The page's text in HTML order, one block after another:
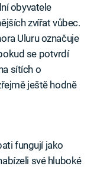
obyvatele
zvířat vůbec.
Uluru označuje
se potvrdí
sítích o
ještě hodně
fungují jako
své hluboké